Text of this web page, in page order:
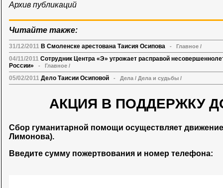
Архив публикаций
Читайте также:
31/12/2011 В Смоленске арестована Таисия Осипова - Главное /
04/11/2011 Сотрудник Центра «Э» угрожает расправой
России» - Главное /
05/02/2011 Дело Таисии Осиповой - Дела / Дела и судьбы /
АКЦИЯ В ПОДДЕРЖКУ
Сбор гуманитарной помощи осуществляет
Лимонова).
Введите сумму пожертвования и номер телефона: